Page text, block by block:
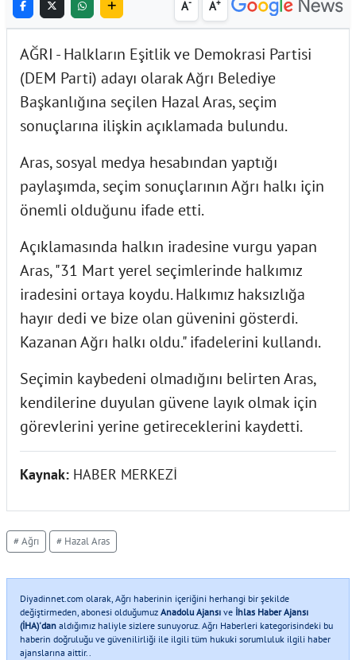
A- A+
AĞRI - Halkların Eşitlik ve Demokrasi Partisi
(DEM Parti) adayı olarak Ağrı Belediye
Başkanlığına seçilen Hazal Aras, seçim
sonuçlarına ilişkin açıklamada bulundu.
Aras, sosyal medya hesabından yaptığı
paylaşımda, seçim sonuçlarının Ağrı halkı için
önemli olduğunu ifade etti.
Açıklamasında halkın iradesine vurgu yapan
Aras, "31 Mart yerel seçimlerinde halkımız
iradesini ortaya koydu. Halkımız haksızlığa
hayır dedi ve bize olan güvenini gösterdi.
Kazanan Ağrı halkı oldu." ifadelerini kullandı.
Seçimin kaybedeni olmadığını belirten Aras,
kendilerine duyulan güvene layık olmak için
görevlerini yerine getireceklerini kaydetti.
Kaynak: HABER MERKEZİ
# Ağrı # Hazal Aras
Diyadinnet.com olarak, Ağrı haberinin içeriğini herhangi bir şekilde
değiştirmeden, abonesi olduğumuz Anadolu Ajansı ve İhlas Haber Ajansı
(İHA)'dan aldığımız haliyle sizlere sunuyoruz. Ağrı Haberleri kategorisindeki bu
haberin doğruluğu ve güvenilirliği ile ilgili tüm hukuki sorumluluk ilgili haber
ajanslarına aittir..